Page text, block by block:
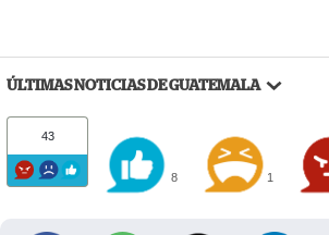
ÚLTIMAS NOTICIAS DE GUATEMALA
43
8 1